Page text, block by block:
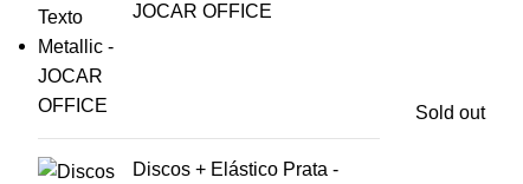
JOCAR OFFICE
Discos + Elástico Prata -
Sold out